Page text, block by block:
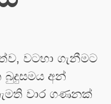
වටහා ගැනීමට
අන්
වාර ගණනක්